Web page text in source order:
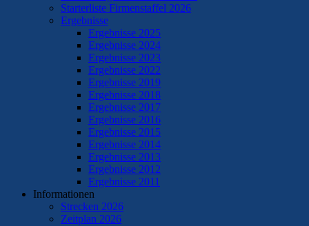
Starterliste Firmenstaffel 2026
Ergebnisse
Ergebnisse 2025
Ergebnisse 2024
Ergebnisse 2023
Ergebnisse 2022
Ergebnisse 2019
Ergebnisse 2018
Ergebnisse 2017
Ergebnisse 2016
Ergebnisse 2015
Ergebnisse 2014
Ergebnisse 2013
Ergebnisse 2012
Ergebnisse 2011
Informationen
Strecken 2026
Zeitplan 2026